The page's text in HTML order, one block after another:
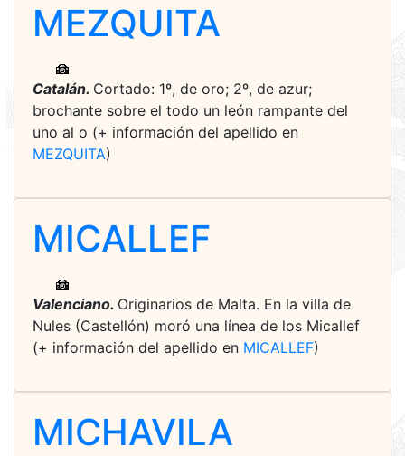
MEZQUITA
Catalán. Cortado: 1º, de oro; 2º, de azur;
brochante sobre el todo un león rampante del
uno al o (+ información del apellido en
MEZQUITA)
MICALLEF
Valenciano. Originarios de Malta. En la villa de
Nules (Castellón) moró una línea de los Micallef
(+ información del apellido en MICALLEF)
MICHAVILA